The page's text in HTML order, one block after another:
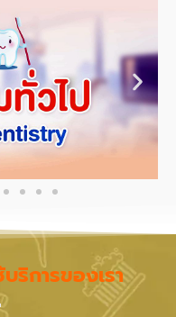
ริการของเรา